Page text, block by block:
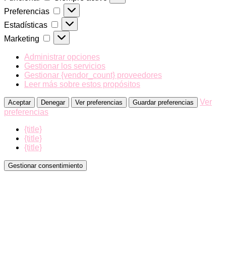
Preferencias
Preferencias
Estadísticas Estadísticas
Marketing Marketing
Administrar opciones
Gestionar los servicios
Gestionar {vendor_count} proveedores
Leer más sobre estos propósitos
Aceptar Denegar Ver preferencias Guardar preferencias
Ver
preferencias
{title}
{title}
{title}
Gestionar consentimiento